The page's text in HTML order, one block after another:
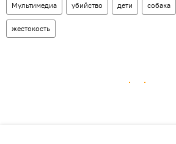
Мультимедиа убийство дети собака
жестокость